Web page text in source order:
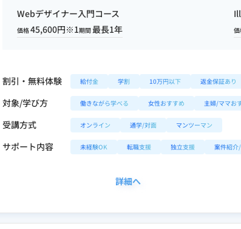
Webデザイナー入門コース
価格45,600円※1期間最長1年
割引・無料体験 給付金 学割 10万円以下 返金保証あり
対象/学び方 働きながら学べる 女性おすすめ 主婦/ママお
受講方式 オンライン 通学/対面 マンツーマン
サポート内容 未経験OK 転職支援 独立支援 案件紹介
詳細へ